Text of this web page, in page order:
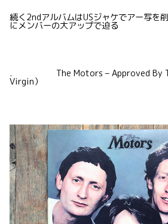
続く2ndアルバムはUSジャケでアー写を
にメンバーの大アップで迫る
. The Motors – Approved By
Virgin）